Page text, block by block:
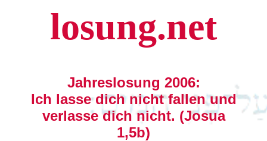
losung.net
Jahreslosung 2006:
Ich lasse dich nicht fallen und
verlasse dich nicht. (Josua
1,5b)